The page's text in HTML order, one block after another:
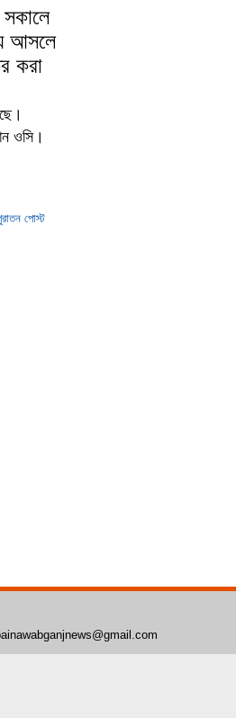
আসলে
করা
ওসি।
পোস্ট